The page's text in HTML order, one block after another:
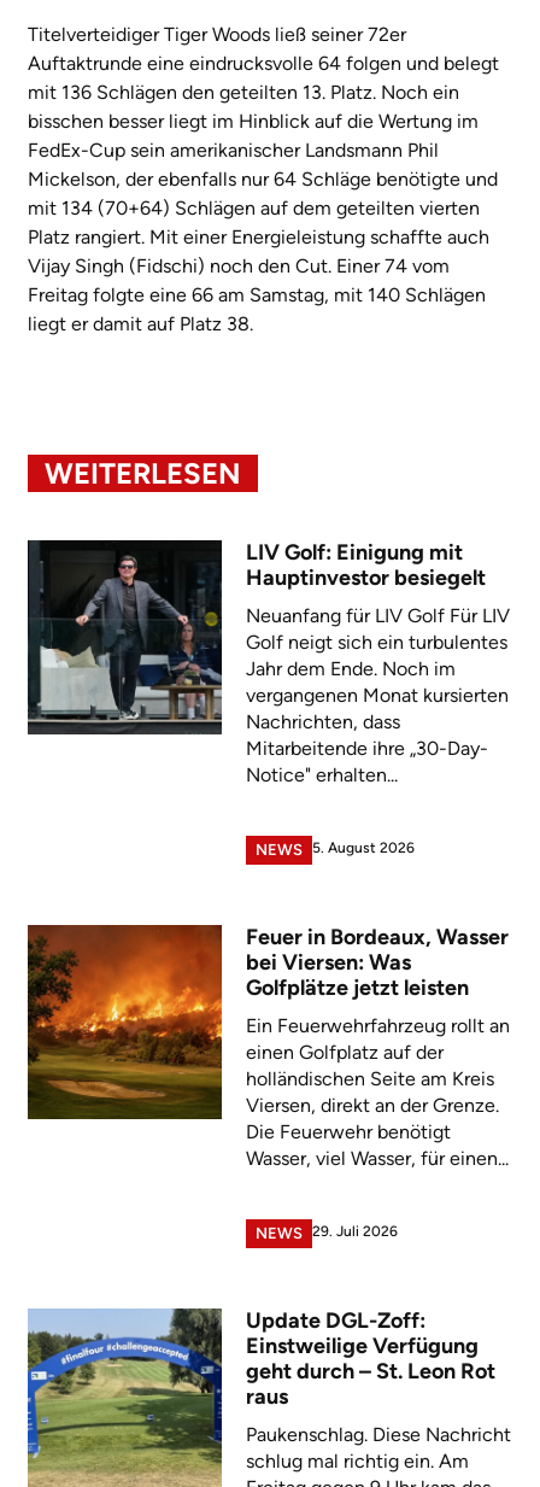
Titelverteidiger Tiger Woods ließ seiner 72er
Auftaktrunde eine eindrucksvolle 64 folgen und belegt
mit 136 Schlägen den geteilten 13. Platz. Noch ein
bisschen besser liegt im Hinblick auf die Wertung im
FedEx-Cup sein amerikanischer Landsmann Phil
Mickelson, der ebenfalls nur 64 Schläge benötigte und
mit 134 (70+64) Schlägen auf dem geteilten vierten
Platz rangiert. Mit einer Energieleistung schaffte auch
Vijay Singh (Fidschi) noch den Cut. Einer 74 vom
Freitag folgte eine 66 am Samstag, mit 140 Schlägen
liegt er damit auf Platz 38.
WEITERLESEN
LIV Golf: Einigung mit
Hauptinvestor besiegelt
Neuanfang für LIV Golf Für LIV
Golf neigt sich ein turbulentes
Jahr dem Ende. Noch im
vergangenen Monat kursierten
Nachrichten, dass
Mitarbeitende ihre „30-Day-
Notice" erhalten...
NEWS 5. August 2026
Feuer in Bordeaux, Wasser
bei Viersen: Was
Golfplätze jetzt leisten
Ein Feuerwehrfahrzeug rollt an
einen Golfplatz auf der
holländischen Seite am Kreis
Viersen, direkt an der Grenze.
Die Feuerwehr benötigt
Wasser, viel Wasser, für einen...
NEWS 29. Juli 2026
Update DGL-Zoff:
Einstweilige Verfügung
geht durch – St. Leon Rot
raus
Paukenschlag. Diese Nachricht
schlug mal richtig ein. Am